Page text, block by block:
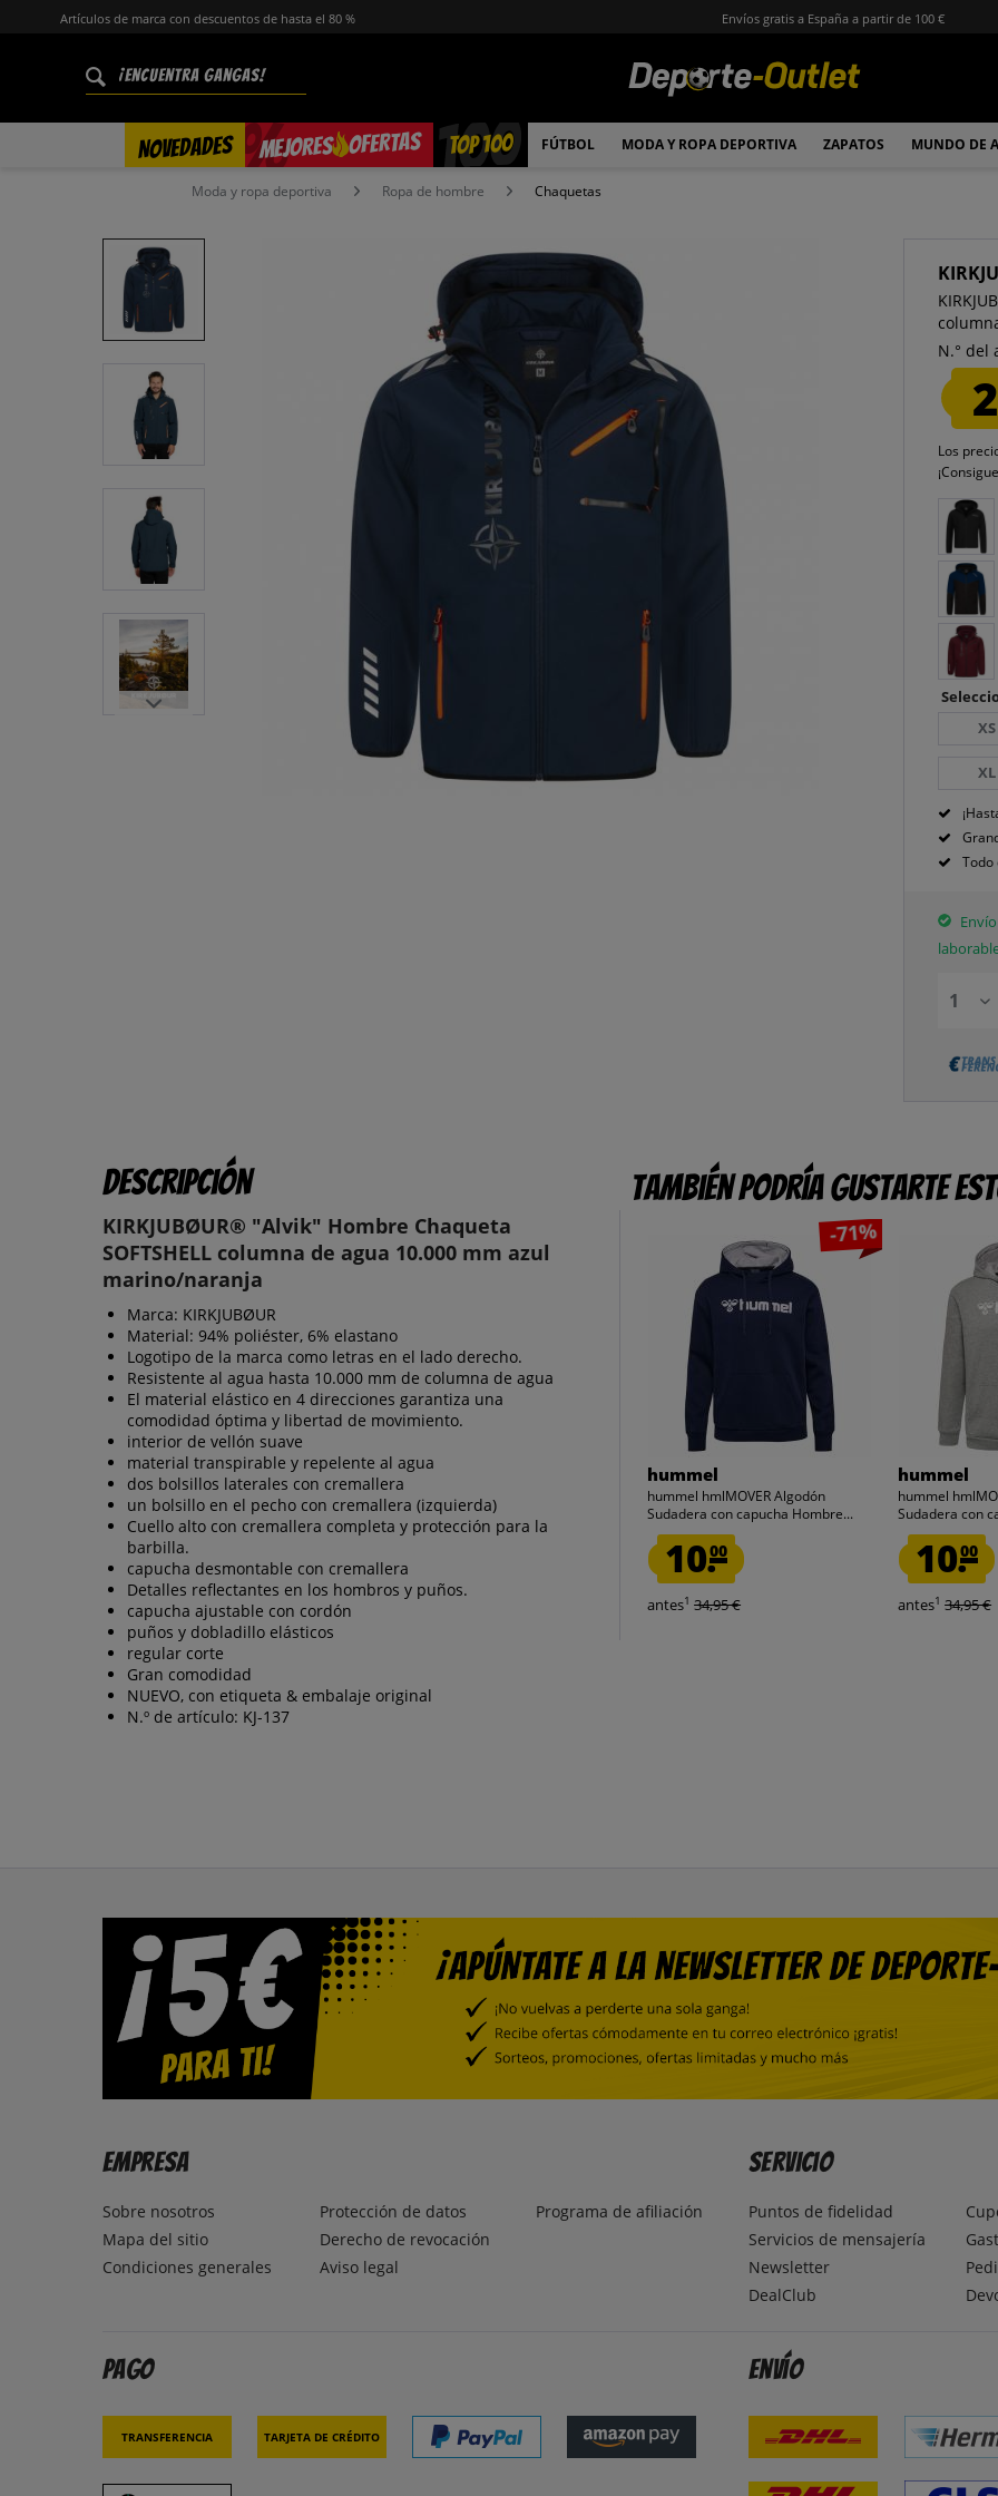
Artículos de marca con descuentos de hasta el 80 % Envíos gratis a España a partir de 100 €
NOVEDADES MEJORES OFERTAS
% TOP 100 FÚTBOL MODA Y ROPA DEPORTIVA ZAPATOS MUNDO DE
Moda y ropa deportiva Ropa de hombre Chaquetas
N.° del
Los
XS
XL
Todo
Descripción
KIRKJUBØUR® "Alvik" Hombre Chaqueta
SOFTSHELL columna de agua 10.000 mm azul
marino/naranja
Marca: KIRKJUBØUR
Material: 94% poliéster, 6% elastano
Logotipo de la marca como letras en el lado derecho.
Resistente al agua hasta 10.000 mm de columna de agua
El material elástico en 4 direcciones garantiza una
comodidad óptima y libertad de movimiento.
interior de vellón suave
material transpirable y repelente al agua
dos bolsillos laterales con cremallera
un bolsillo en el pecho con cremallera (izquierda)
Cuello alto con cremallera completa y protección para la
barbilla.
capucha desmontable con cremallera
Detalles reflectantes en los hombros y puños.
capucha ajustable con cordón
puños y dobladillo elásticos
regular corte
Gran comodidad
NUEVO, con etiqueta & embalaje original
N.º de artículo: KJ-137
También podría gustarte
-71%
hummel
hummel hmlMOVER Algodón
Sudadera con capucha Hombre...
10.00
antes1 34,95 €
hummel
hummel
Sudadera con
10.00
antes1 34,95 €
Empresa
Sobre nosotros
Mapa del sitio
Condiciones generales
Protección de datos
Derecho de revocación
Aviso legal
Programa de afiliación
Servicio
Puntos de fidelidad
Servicios de mensajería
Newsletter
DealClub
Pago
Transferencia Tarjeta de crédito
Envío